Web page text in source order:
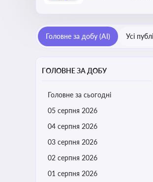
Головне за добу (AI) Усі
ГОЛОВНЕ ЗА ДОБУ
Головне за сьогодні
05 серпня 2026
04 серпня 2026
03 серпня 2026
02 серпня 2026
01 серпня 2026